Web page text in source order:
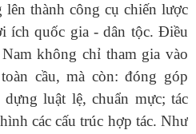
thành công cụ chiến lược
ích quốc gia - dân tộc. Điều
không chỉ tham gia vào
cầu, mà còn: đóng góp
luật lệ, chuẩn mực; tác
các cấu trúc hợp tác. Như